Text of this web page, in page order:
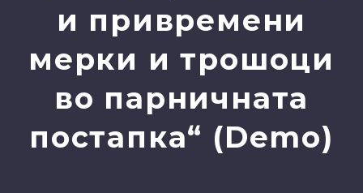
и привремени
мерки и трошоци
во парничната
постапка“ (Demo)